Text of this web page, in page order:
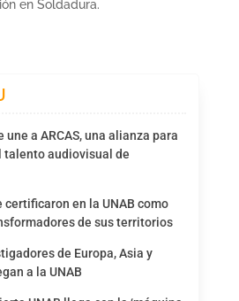
en Soldadura.
une a ARCAS, una alianza para
talento audiovisual de
certificaron en la UNAB como
de sus territorios
de Europa, Asia y
a la UNAB